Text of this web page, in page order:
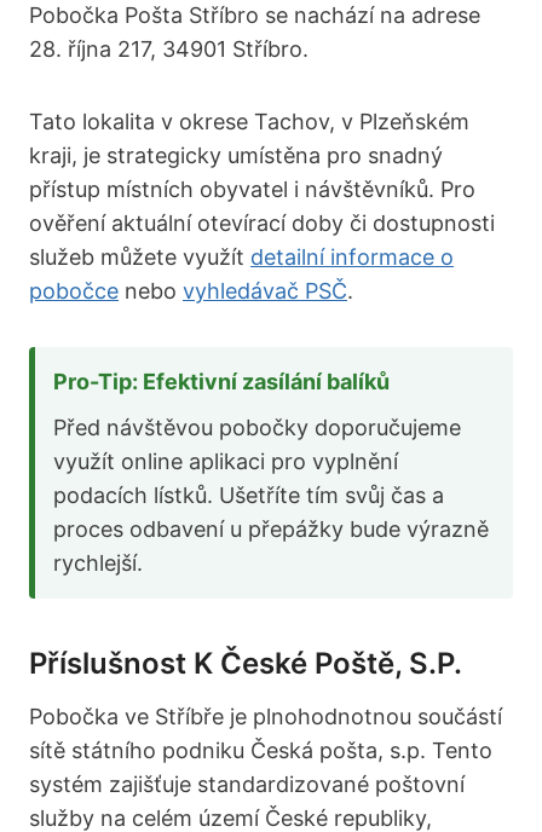
Pobočka Pošta Stříbro se nachází na adrese
28. října 217, 34901 Stříbro.
Tato lokalita v okrese Tachov, v Plzeňském
kraji, je strategicky umístěna pro snadný
přístup místních obyvatel i návštěvníků. Pro
ověření aktuální otevírací doby či dostupnosti
služeb můžete využít detailní informace o
pobočce nebo vyhledávač PSČ.
Pro-Tip: Efektivní zasílání balíků
Před návštěvou pobočky doporučujeme
využít online aplikaci pro vyplnění
podacích lístků. Ušetříte tím svůj čas a
proces odbavení u přepážky bude výrazně
rychlejší.
Příslušnost K České Poště, S.p.
Pobočka ve Stříbře je plnohodnotnou součástí
sítě státního podniku Česká pošta, s.p. Tento
systém zajišťuje standardizované poštovní
služby na celém území České republiky,